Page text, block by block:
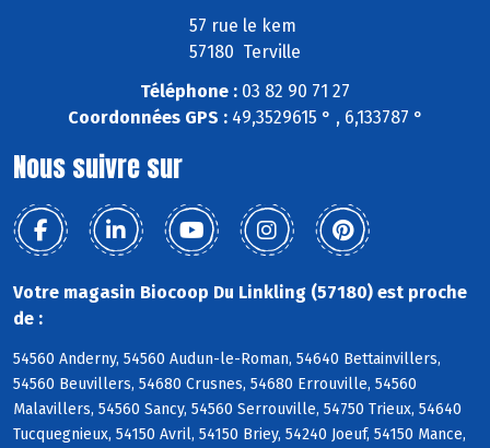
57 rue le kem
57180 Terville
Téléphone : 03 82 90 71 27
Coordonnées GPS :49,3529615 ° , 6,133787 °
Nous suivre sur
Votre magasin Biocoop Du Linkling (57180) est proche
de :
54560 Anderny, 54560 Audun-le-Roman, 54640 Bettainvillers,
54560 Beuvillers, 54680 Crusnes, 54680 Errouville, 54560
Malavillers, 54560 Sancy, 54560 Serrouville, 54750 Trieux, 54640
Tucquegnieux, 54150 Avril, 54150 Briey, 54240 Joeuf, 54150 Mance,